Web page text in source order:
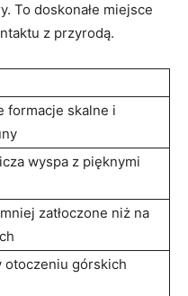
‌To doskonałe miejsce
z przyrodą.
formacje​ skalne‌ i
wyspa z pięknymi
zatłoczone niż na
otoczeniu górskich